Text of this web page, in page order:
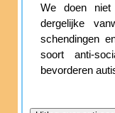
We doen
dergelijke
schendingen
soort anti-
bevorderen